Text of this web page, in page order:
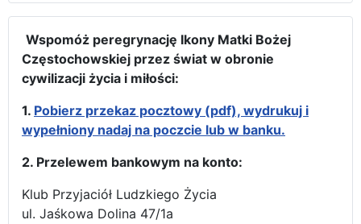
Wspomóż peregrynację Ikony Matki Bożej
Częstochowskiej przez świat w obronie
cywilizacji życia i miłości:
1. Pobierz przekaz pocztowy (pdf), wydrukuj i
wypełniony nadaj na poczcie lub w banku.
2. Przelewem bankowym na konto:
Klub Przyjaciół Ludzkiego Życia
ul. Jaśkowa Dolina 47/1a